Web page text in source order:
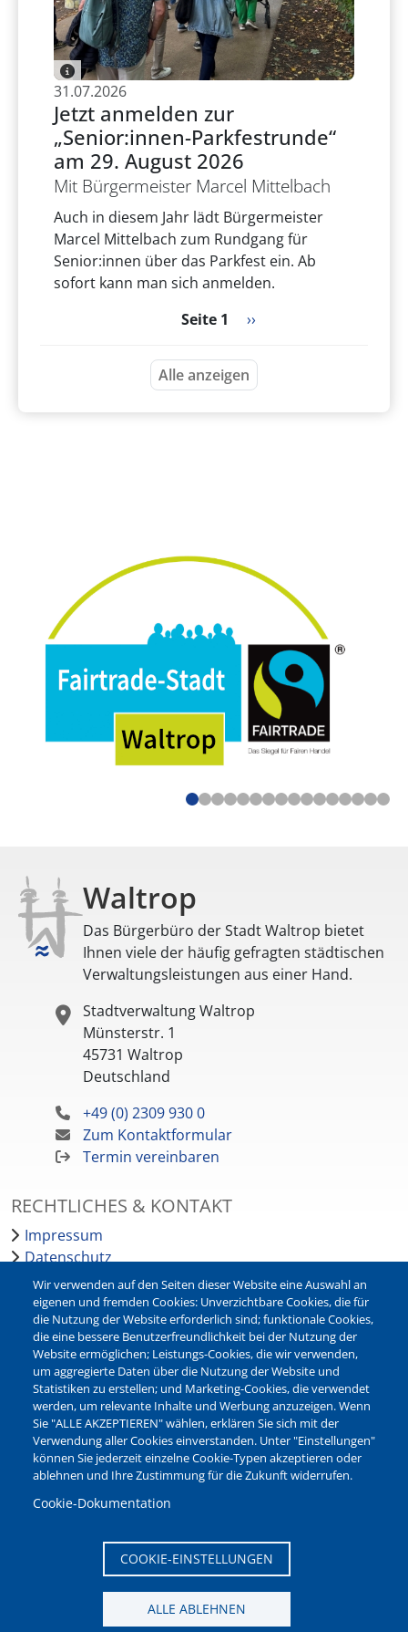
31.07.2026
Jetzt anmelden zur
„Senior:innen-Parkfestrunde“
am 29. August 2026
Mit Bürgermeister Marcel Mittelbach
Auch in diesem Jahr lädt Bürgermeister
Marcel Mittelbach zum Rundgang für
Senior:innen über das Parkfest ein. Ab
sofort kann man sich anmelden.
Seitennummerierung
Seite 1 Nächste Seite
››
Alle anzeigen
Waltrop
Das Bürgerbüro der Stadt Waltrop bietet
Ihnen viele der häufig gefragten städtischen
Verwaltungsleistungen aus einer Hand.
Stadtverwaltung Waltrop
Münsterstr. 1
45731 Waltrop
Deutschland
+49 (0) 2309 930 0
Zum Kontaktformular
Termin vereinbaren
RECHTLICHES & KONTAKT
Impressum
Datenschutz
Barrierefreiheit
Leichte Sprache
Bankverbindungen
Pressestelle
Kontakt
NEWSLETTER
Jetzt die verschiedenen Newsletter der Stadt Waltrop
abonnieren:
Newsletter verwalten
Wir verwenden auf den Seiten dieser Website eine Auswahl an
eigenen und fremden Cookies: Unverzichtbare Cookies, die für
die Nutzung der Website erforderlich sind; funktionale Cookies,
die eine bessere Benutzerfreundlichkeit bei der Nutzung der
Website ermöglichen; Leistungs-Cookies, die wir verwenden,
um aggregierte Daten über die Nutzung der Website und
Statistiken zu erstellen; und Marketing-Cookies, die verwendet
werden, um relevante Inhalte und Werbung anzuzeigen. Wenn
Sie "ALLE AKZEPTIEREN" wählen, erklären Sie sich mit der
Verwendung aller Cookies einverstanden. Unter "Einstellungen"
können Sie jederzeit einzelne Cookie-Typen akzeptieren oder
ablehnen und Ihre Zustimmung für die Zukunft widerrufen.
Cookie-Dokumentation
COOKIE-EINSTELLUNGEN
ALLE ABLEHNEN